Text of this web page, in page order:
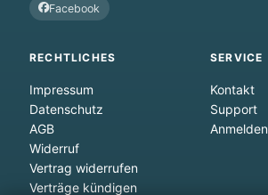
Facebook
RECHTLICHES
Impressum
Datenschutz
AGB
Widerruf
Vertrag widerrufen
Verträge kündigen
SERVICE
Kontakt
Support
Anmelden